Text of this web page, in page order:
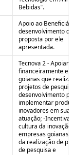
Bebidas".
Apoio ao
desenvolvimento da
proposta por ele
apresentada.
Tecnova 2 - Apoiar
financeiramente
goianas que
projetos de
desenvolvimento
implementar
inovadores em sua
atuação; -
cultura da inovação
empresas goianas
da realização de
de pesquisa e